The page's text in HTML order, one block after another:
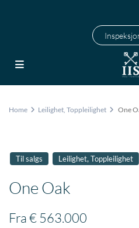
Home Leilighet,Toppleilighet One
Til salgs Leilighet,Toppleilighet
One Oak
Fra€ 563.000